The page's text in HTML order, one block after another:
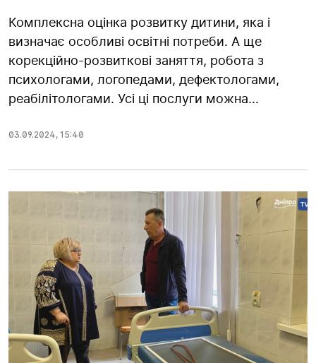
Комплексна оцінка розвитку дитини, яка і
визначає особливі освітні потреби. А ще
корекційно-розвиткові заняття, робота з
психологами, логопедами, дефектологами,
реабілітологами. Усі ці послуги можна...
03.09.2024, 15:40